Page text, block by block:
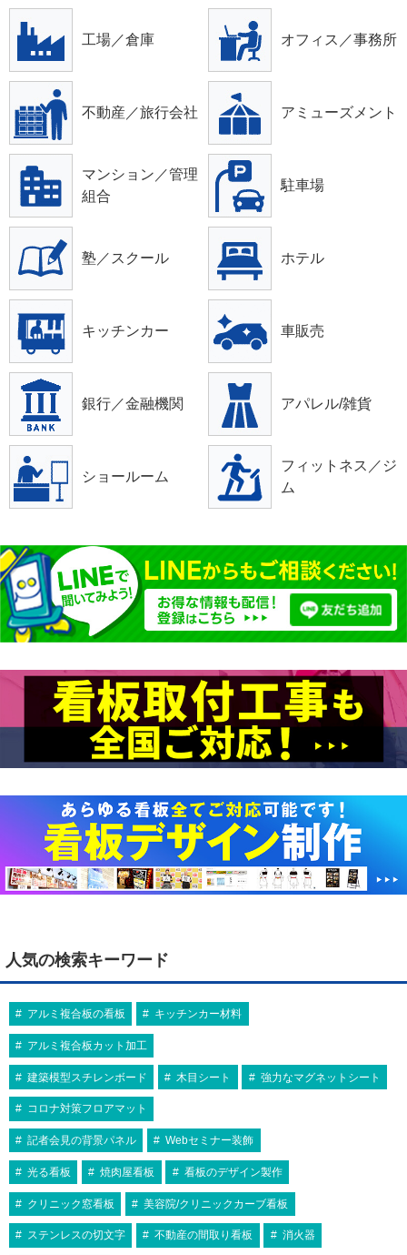
工場／倉庫 オフィス／事務所
不動産／旅行会社 アミューズメント
マンション／管理
組合
駐車場
塾／スクール ホテル
キッチンカー 車販売
銀行／金融機関 アパレル/雑貨
ショールーム
フィットネス／ジ
ム
人気の検索キーワード
アルミ複合板の看板 キッチンカー材料
アルミ複合板カット加工
建築模型スチレンボード 木目シート 強力なマグネットシート
コロナ対策フロアマット
記者会見の背景パネル Webセミナー装飾
光る看板 焼肉屋看板 看板のデザイン製作
クリニック窓看板 美容院/クリニックカーブ看板
ステンレスの切文字 不動産の間取り看板 消火器